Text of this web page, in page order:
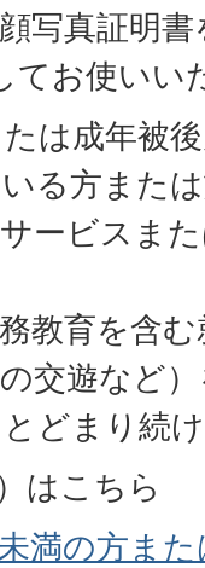
写真証明
てお使いい
は成年被
る方また
ービスま
教育を含
交遊など
どまり続
はこちら
満の方ま